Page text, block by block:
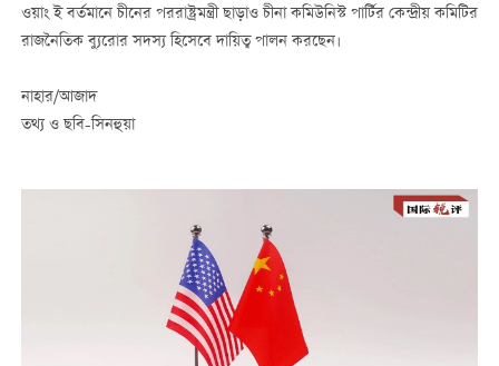
ওয়াং ই বর্তমানে চীনের পররাষ্ট্রমন্ত্রী ছাড়াও চীনা কমিউনিস্ট পার্টির কেন্দ্রীয় কমিটির
রাজনৈতিক ব্যুরোর সদস্য হিসেবে দায়িত্ব পালন করছেন।
নাহার/আজাদ
তথ্য ও ছবি-সিনহুয়া